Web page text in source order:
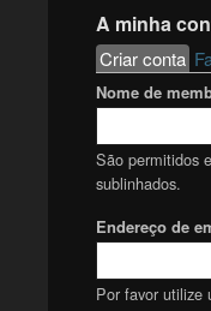
A minha
Primary
Criar conta
Nome de
São permitidos
sublinhados.
Endereço de
Por favor utilize